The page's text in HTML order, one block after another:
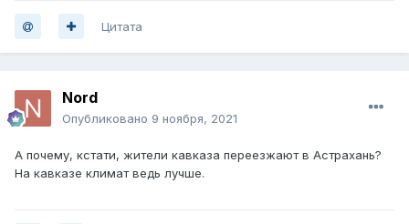
Цитата
Nord
Опубликовано 9 ноября, 2021
А почему, кстати, жители кавказа переезжают в Астрахань?
На кавказе климат ведь лучше.